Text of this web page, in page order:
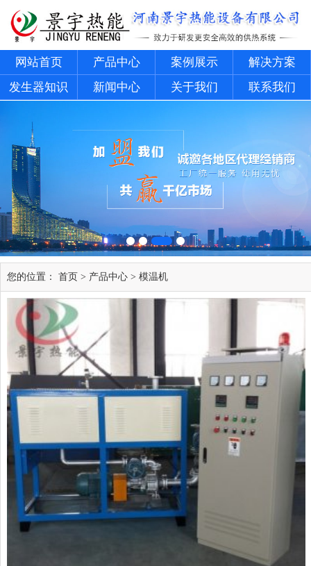
网站首页 产品中心 案例展示
解决方案
发生器知识
新闻中心 关于我们 联系我们
您的位置： 首页 > 产品中心> 模温机